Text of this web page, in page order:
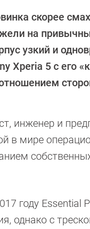
скорее
на
узкий и
Xperia 5 с его
инженер и
в мире
году Essential
однако с